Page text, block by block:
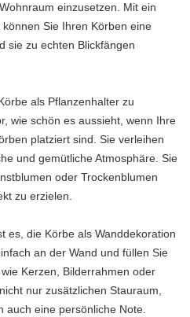
einzusetzen. Mit ein
Sie Ihren Körben eine
sie zu echten Blickfängen
als Pflanzenhalter zu
wie schön es aussieht, wenn Ihre
platziert sind. Sie verleihen
und gemütliche Atmosphäre. Sie
oder Trockenblumen
zu erzielen.
es, die Körbe als Wanddekoration
an der Wand und füllen Sie
Kerzen, Bilderrahmen oder
nur zusätzlichen Stauraum,
auch eine persönliche Note.